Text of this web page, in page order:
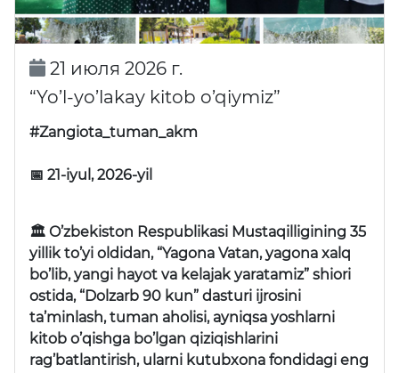
21 июля 2026 г.
“Yo’l-yo’lakay kitob o’qiymiz”
#Zangiota_tuman_akm
📅 21-iyul, 2026-yil
🏛 O’zbekiston Respublikasi Mustaqilligining 35
yillik to’yi oldidan, “Yagona Vatan, yagona xalq
bo’lib, yangi hayot va kelajak yaratamiz” shiori
ostida, “Dolzarb 90 kun” dasturi ijrosini
ta’minlash, tuman aholisi, ayniqsa yoshlarni
kitob o’qishga bo’lgan qiziqishlarini
rag’batlantirish, ularni kutubxona fondidagi eng